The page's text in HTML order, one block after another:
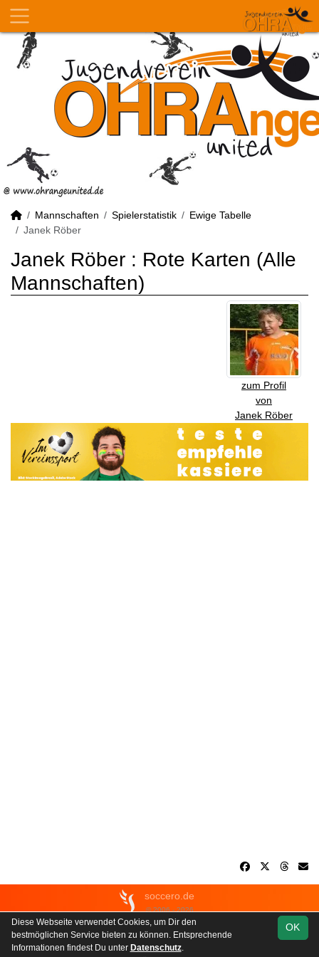
Mannschaften Spielerstatistik
Ewige Tabelle
Janek Röber
Janek Röber : Rote Karten (Alle
Mannschaften)
zum Profil
von
Janek Röber
soccero.de
© 2006 - 2026
Besucherstatistik Kontakt Impressum
Geburtstage
Datenschutz
OK
Diese Webseite verwendet Cookies, um Dir den
bestmöglichen Service bieten zu können. Entsprechende
Informationen findest Du unter Datenschutz.